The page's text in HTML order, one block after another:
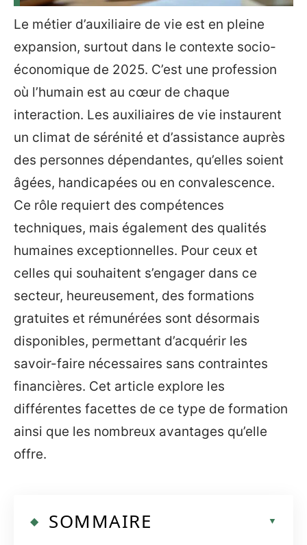
Le métier d’auxiliaire de vie est en pleine
expansion, surtout dans le contexte socio-
économique de 2025. C’est une profession
où l’humain est au cœur de chaque
interaction. Les auxiliaires de vie instaurent
un climat de sérénité et d’assistance auprès
des personnes dépendantes, qu’elles soient
âgées, handicapées ou en convalescence.
Ce rôle requiert des compétences
techniques, mais également des qualités
humaines exceptionnelles. Pour ceux et
celles qui souhaitent s’engager dans ce
secteur, heureusement, des formations
gratuites et rémunérées sont désormais
disponibles, permettant d’acquérir les
savoir-faire nécessaires sans contraintes
financières. Cet article explore les
différentes facettes de ce type de formation
ainsi que les nombreux avantages qu’elle
offre.
SOMMAIRE